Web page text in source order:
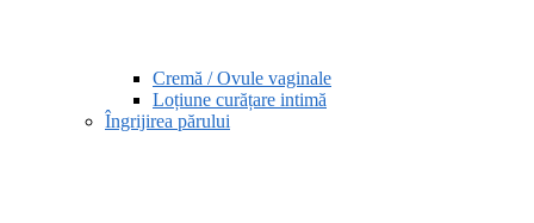
Cremă / Ovule vaginale
Loțiune curățare intimă
Îngrijirea părului